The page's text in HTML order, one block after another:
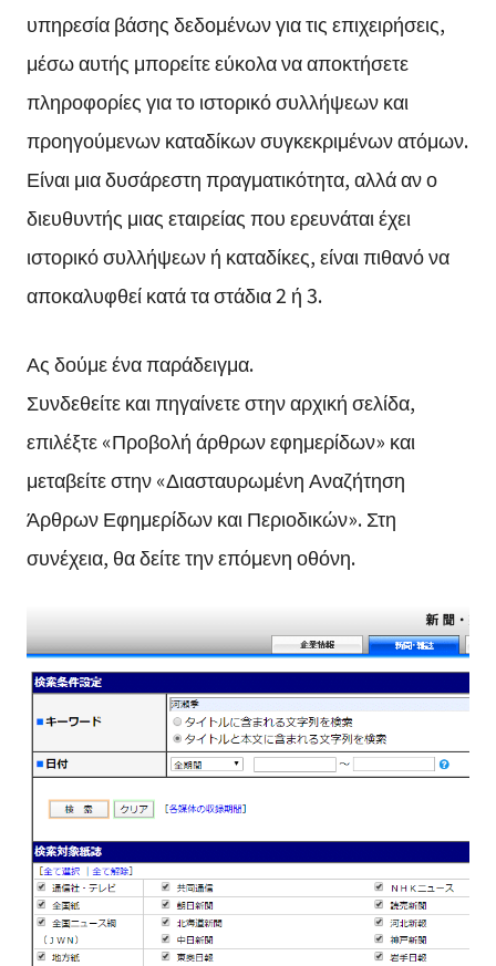
υπηρεσία βάσης δεδομένων για τις επιχειρήσεις,
μέσω αυτής μπορείτε εύκολα να αποκτήσετε
πληροφορίες για το ιστορικό συλλήψεων και
προηγούμενων καταδίκων συγκεκριμένων ατόμων.
Είναι μια δυσάρεστη πραγματικότητα, αλλά αν ο
διευθυντής μιας εταιρείας που ερευνάται έχει
ιστορικό συλλήψεων ή καταδίκες, είναι πιθανό να
αποκαλυφθεί κατά τα στάδια 2 ή 3.
Ας δούμε ένα παράδειγμα.
Συνδεθείτε και πηγαίνετε στην αρχική σελίδα,
επιλέξτε «Προβολή άρθρων εφημερίδων» και
μεταβείτε στην «Διασταυρωμένη Αναζήτηση
Άρθρων Εφημερίδων και Περιοδικών». Στη
συνέχεια, θα δείτε την επόμενη οθόνη.